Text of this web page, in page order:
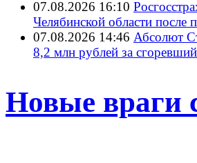
07.08.2026 16:10
Челябинской области после
07.08.2026 14:46 Абсолют
8,2 млн рублей за
Новые враги